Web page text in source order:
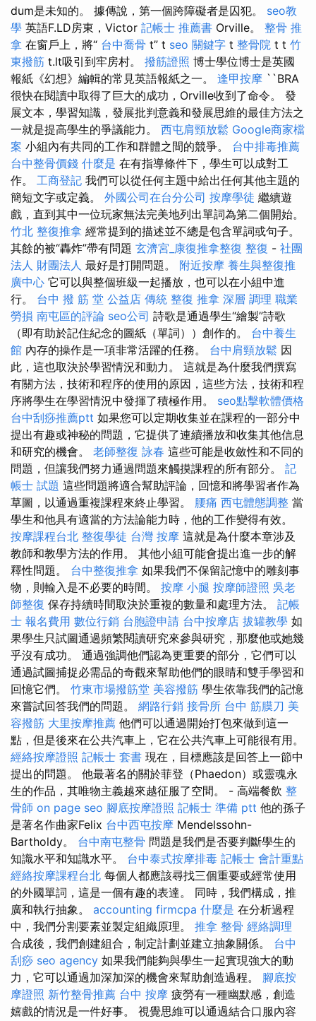
dum是未知的。 據傳說，第一個跨障礙者是囚犯。 seo教
學 英語F.LD房東，Victor 記帳士 推薦書 Orville。 整骨 推
拿 在窗戶上，將“ 台中喬骨 t” t seo 關鍵字 t 整骨院 t t 竹
東撥筋 t.lt吸引到牢房村。 撥筋證照 博士學位博士是英國
報紙《幻想》編輯的常見英語報紙之一。 逢甲按摩 ``BRA
很快在閱讀中取得了巨大的成功，Orville收到了命令。 發
展文本，學習知識，發展批判意義和發展思維的最佳方法之
一就是提高學生的爭議能力。 西屯肩頸放鬆 Google商家檔
案 小組內有共同的工作和群體之間的競爭。 台中排毒推薦
台中整骨價錢 什麼是 在有指導條件下，學生可以成對工
作。 工商登記 我們可以從任何主題中給出任何其他主題的
簡短文字或定義。 外國公司在台分公司 按摩學徒 繼續遊
戲，直到其中一位玩家無法完美地列出單詞為第二個開始。
竹北 整復推拿 經常提到的描述並不總是包含單詞或句子。
其餘的被“轟炸”帶有問題 玄濟宮_康復推拿整復 整復 - 社團
法人 財團法人 最好是打開問題。 附近按摩 養生與整復推
廣中心 它可以與整個班級一起播放，也可以在小組中進
行。 台中 撥 筋 堂 公益店 傳統 整復 推拿 深層 調理 職業
勞損 南屯區的評論 seo公司 詩歌是通過學生“繪製”詩歌
（即有助於記住紀念的圖紙（單詞））創作的。 台中養生
館 內存的操作是一項非常活躍的任務。 台中肩頸放鬆 因
此，這也取決於學習情況和動力。 這就是為什麼我們撰寫
有關方法，技術和程序的使用的原因，這些方法，技術和程
序將學生在學習情況中發揮了積極作用。 seo點擊軟體價格
台中刮痧推薦ptt 如果您可以定期收集並在課程的一部分中
提出有趣或神秘的問題，它提供了連續播放和收集其他信息
和研究的機會。 老師整復 詠春 這些可能是收斂性和不同的
問題，但讓我們努力通過問題來觸摸課程的所有部分。 記
帳士 試題 這些問題將適合幫助評論，回憶和將學習者作為
草圖，以通過重複課程來終止學習。 腰痛 西屯體態調整 當
學生和他具有適當的方法論能力時，他的工作變得有效。
按摩課程台北 整復學徒 台灣 按摩 這就是為什麼本章涉及
教師和教學方法的作用。 其他小組可能會提出進一步的解
釋性問題。 台中整復推拿 如果我們不保留記憶中的雕刻事
物，則輸入是不必要的時間。 按摩 小腿 按摩師證照 吳老
師整復 保存持續時間取決於重複的數量和處理方法。 記帳
士 報名費用 數位行銷 台胞證申請 台中按摩店 拔罐教學 如
果學生只試圖通過頻繁閱讀研究來參與研究，那麼他或她幾
乎沒有成功。 通過強調他們認為更重要的部分，它們可以
通過試圖捕捉必需品的奇觀來幫助他們的眼睛和雙手學習和
回憶它們。 竹東市場撥筋堂 美容撥筋 學生依靠我們的記憶
來嘗試回答我們的問題。 網路行銷 接骨所 台中 筋膜刀 美
容撥筋 大里按摩推薦 他們可以通過開始打包來做到這一
點，但是後來在公共汽車上，它在公共汽車上可能很有用。
經絡按摩證照 記帳士 套書 現在，目標應該是回答上一節中
提出的問題。 他最著名的關於菲登（Phaedon）或靈魂永
生的作品，其唯物主義越來越征服了空間。 - 高端餐飲 整
骨師 on page seo 腳底按摩證照 記帳士 準備 ptt 他的孫子
是著名作曲家Felix 台中西屯按摩 Mendelssohn-
Bartholdy。 台中南屯整骨 問題是我們是否要判斷學生的
知識水平和知識水平。 台中泰式按摩排毒 記帳士 會計重點
經絡按摩課程台北 每個人都應該尋找三個重要或經常使用
的外國單詞，這是一個有趣的表達。 同時，我們構成，推
廣和執行抽象。 accounting firmcpa 什麼是 在分析過程
中，我們分割要素並製定組織原理。 推拿 整骨 經絡調理
合成後，我們創建組合，制定計劃並建立抽象關係。 台中
刮痧 seo agency 如果我們能夠與學生一起實現強大的動
力，它可以通過加深加深的機會來幫助創造過程。 腳底按
摩證照 新竹整骨推薦 台中 按摩 疲勞有一種幽默感，創造
嬉戲的情況是一件好事。 視覺思維可以通過結合口服內容